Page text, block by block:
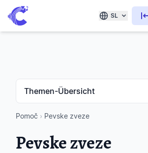
SL
Themen-Übersicht
Pomoč › Pevske zveze
Pevske zveze